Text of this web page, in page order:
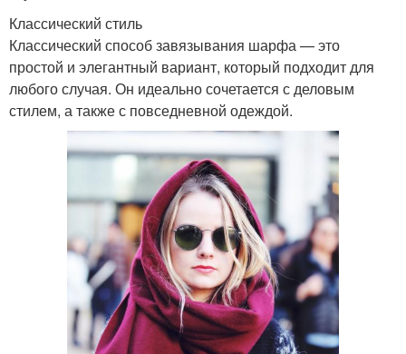
Классический стиль
Классический способ завязывания шарфа — это
простой и элегантный вариант, который подходит для
любого случая. Он идеально сочетается с деловым
стилем, а также с повседневной одеждой.